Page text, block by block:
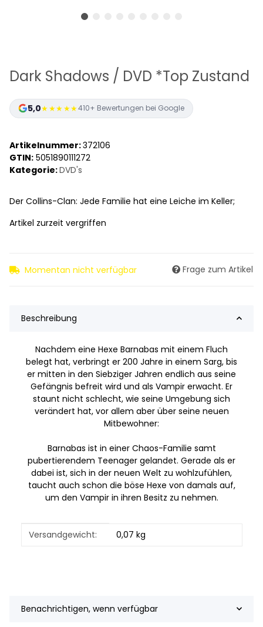
Dark Shadows / DVD *Top Zustand
5,0★★★★★410+ Bewertungen bei Google
Artikelnummer:372106
GTIN: 5051890111272
Kategorie:DVD's
Der Collins-Clan: Jede Familie hat eine Leiche im Keller;
Artikel zurzeit vergriffen
Momentan nicht verfügbar Frage zum Artikel
Beschreibung
Nachdem eine Hexe Barnabas mit einem Fluch
belegt hat, verbringt er 200 Jahre in einem Sarg, bis
er mitten in den Siebziger Jahren endlich aus seine
Gefängnis befreit wird und als Vampir erwacht. Er
staunt nicht schlecht, wie seine Umgebung sich
verändert hat, vor allem aber über seine neuen
Mitbewohner:
Barnabas ist in einer Chaos-Familie samt
pubertierendem Teenager gelandet. Gerade als er
dabei ist, sich in der neuen Welt zu wohlzufühlen,
taucht auch schon die böse Hexe von damals auf,
um den Vampir in ihren Besitz zu nehmen.
Produkteigenschaft
Wert
Versandgewicht: 0,07 kg
Benachrichtigen, wenn verfügbar